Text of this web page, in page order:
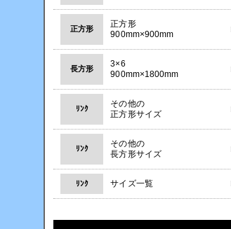
正方形
正方形
900mm×900mm
長方形
3×6
900mm×1800mm
ﾘﾝｸ
その他の
正方形サイズ
ﾘﾝｸ
その他の
長方形サイズ
ﾘﾝｸ サイズ一覧